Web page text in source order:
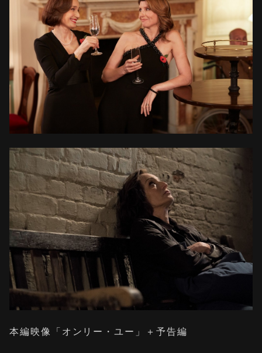
本編映像「オンリー・ユー」＋予告編